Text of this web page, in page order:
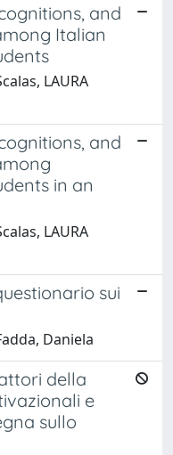
and
Italian
LAURA
and
in an
LAURA
sui
Daniela
della
e
sullo